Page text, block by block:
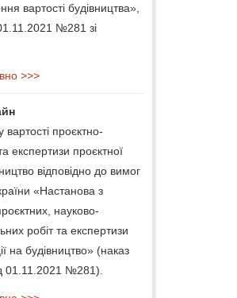
вартості будівництва»,
№281 зі
>>>
вартості проєктно-
експертизи проєктної
відповідно до вимог
«Настанова з
науково-
робіт та експертизи
на будівництво» (наказ
01.11.2021 №281).